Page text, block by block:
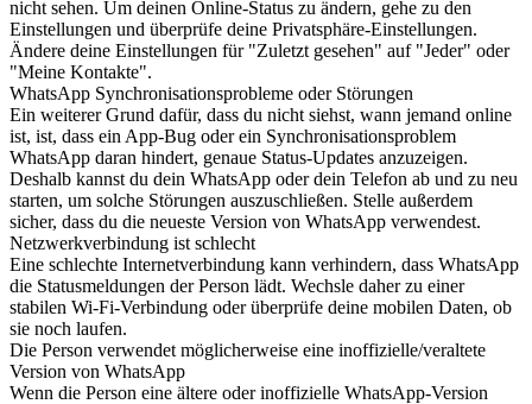
nicht sehen. Um deinen Online-Status zu ändern, gehe zu den
Einstellungen und überprüfe deine Privatsphäre-Einstellungen.
Ändere deine Einstellungen für "Zuletzt gesehen" auf "Jeder" oder
"Meine Kontakte".
WhatsApp Synchronisationsprobleme oder Störungen
Ein weiterer Grund dafür, dass du nicht siehst, wann jemand online
ist, ist, dass ein App-Bug oder ein Synchronisationsproblem
WhatsApp daran hindert, genaue Status-Updates anzuzeigen.
Deshalb kannst du dein WhatsApp oder dein Telefon ab und zu neu
starten, um solche Störungen auszuschließen. Stelle außerdem
sicher, dass du die neueste Version von WhatsApp verwendest.
Netzwerkverbindung ist schlecht
Eine schlechte Internetverbindung kann verhindern, dass WhatsApp
die Statusmeldungen der Person lädt. Wechsle daher zu einer
stabilen Wi-Fi-Verbindung oder überprüfe deine mobilen Daten, ob
sie noch laufen.
Die Person verwendet möglicherweise eine inoffizielle/veraltete
Version von WhatsApp
Wenn die Person eine ältere oder inoffizielle WhatsApp-Version